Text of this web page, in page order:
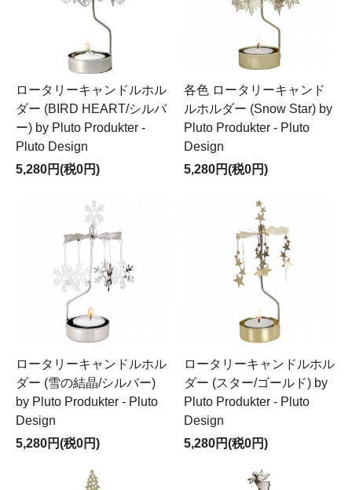
ロータリーキャンドルホル
ダー (BIRD HEART/シルバ
ー) by Pluto Produkter -
Pluto Design
5,280円(税0円)
各色 ロータリーキャンド
ルホルダー (Snow Star) by
Pluto Produkter - Pluto
Design
5,280円(税0円)
ロータリーキャンドルホル
ダー (雪の結晶/シルバー)
by Pluto Produkter - Pluto
Design
5,280円(税0円)
ロータリーキャンドルホル
ダー (スター/ゴールド) by
Pluto Produkter - Pluto
Design
5,280円(税0円)